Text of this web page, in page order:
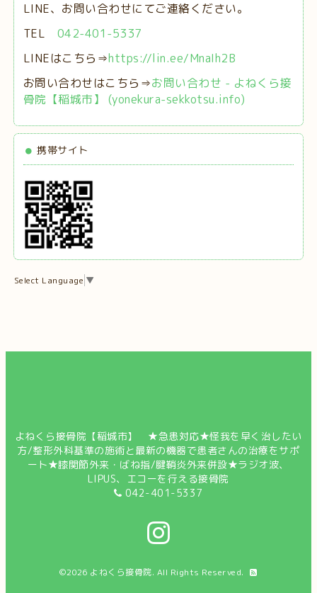
LINE、お問い合わせにてご連絡ください。
TEL 042-401-5337
LINEはこちら⇒https://lin.ee/MnaIh2B
お問い合わせはこちら⇒お問い合わせ - よねくら接
骨院【稲城市】 (yonekura-sekkotsu.info)
携帯サイト
Select Language ▼
よねくら接骨院【稲城市】 ★急患対応★怪我を早く治したい
方/整形外科基準の施術と最新の機器で患者さんの治療をサポ
ート★膝関節外来・ばね指/腱鞘炎外来併設★ラジオ波、
LIPUS、エコーを行える接骨院
042-401-5337
©2026 よねくら接骨院. All Rights Reserved.